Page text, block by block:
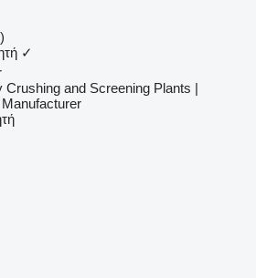
✓
Crushing and Screening Plants |